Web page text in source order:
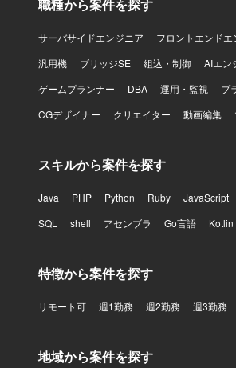
職種から案件を探す
サーバサイドエンジニア フロントエンドエ
汎用機
ブリッジSE 組込・制御 AIエン
ゲームプランナー
DBA 運用・監視 プ
CGデザイナー
クリエイター 動画編集
スキルから案件を探す
Java PHP Python Ruby JavaScript
SQL
shell アセンブラ Go言語 Kotlin
特徴から案件を探す
リモート可 週1勤務 週2勤務 週3勤務
地域から案件を探す